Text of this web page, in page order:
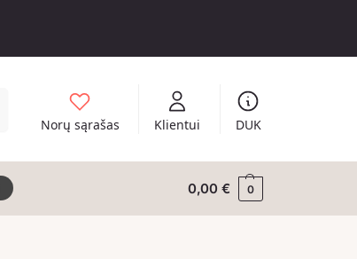
Norų sąrašas Klientui DUK
0,00€ 0